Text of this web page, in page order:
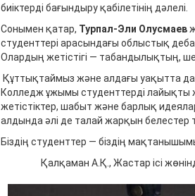
биіктерді бағындыру қабілетінің дәлелі.
Сонымен қатар, Турпал-Эли Олусмаев
студенттері арасындағы облыстық
Олардың жетістігі — табандылықтың,
Құттықтаймыз және алдағы уақытта да
Колледж ұжымы студенттерді лайықты
жетістіктер, шабыт және барлық
алдында әлі де талай жарқын белестер
Біздің студенттер — біздің
Қалқаман А.Қ., Жастар ісі